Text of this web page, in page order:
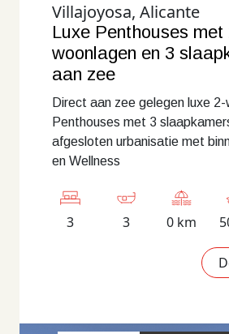
Villajoyosa, Alicante
Luxe Penthouses met
woonlagen en 3
aan zee
Direct aan zee gelegen luxe
Penthouses met 3
afgesloten urbanisatie met
en Wellness
3 3 0 km